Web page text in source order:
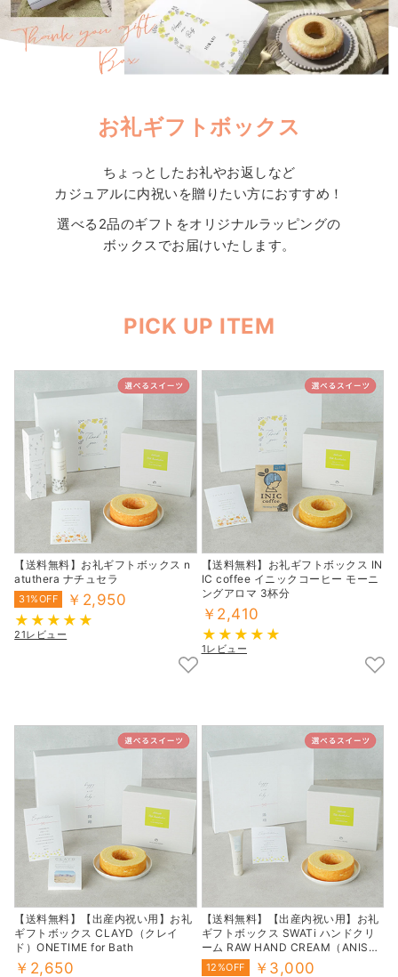
お礼ギフトボックス
ちょっとしたお礼やお返しなど
カジュアルに内祝いを贈りたい方におすすめ！
選べる2品のギフトをオリジナルラッピングの
ボックスでお届けいたします。
PICK UP ITEM
【送料無料】お礼ギフトボックス n
atuthera ナチュセラ
31%OFF ￥2,950
21レビュー
【送料無料】お礼ギフトボックス IN
IC coffee イニックコーヒー モーニ
ングアロマ 3杯分
￥2,410
1レビュー
【送料無料】【出産内祝い用】お礼
ギフトボックス CLAYD（クレイ
ド）ONETIME for Bath
￥2,650
【送料無料】【出産内祝い用】お礼
ギフトボックス SWATi ハンドクリ
ーム RAW HAND CREAM（ANISE
JASMINE）
12%OFF ￥3,000